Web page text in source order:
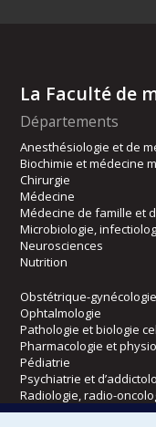
La Faculté de
Départements
Anesthésiologie et de
Biochimie et médecine
Chirurgie
Médecine
Médecine de famille et
Microbiologie,
Neurosciences
Nutrition
Obstétrique-gynécologie
Ophtalmologie
Pathologie et biologie
Pharmacologie et
Pédiatrie
Psychiatrie et
Radiologie, radio-